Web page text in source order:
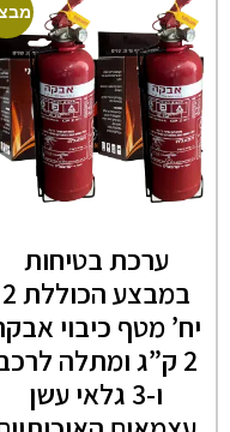
ערכת בטיחות
במבצע הכוללת 2
יח’ מטף כיבוי
2 ק”ג ומתלה
ו-3 גלאי עשן